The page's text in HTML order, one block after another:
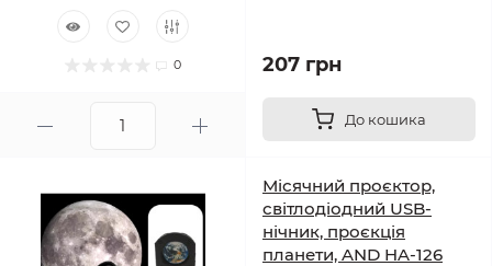
0 207 грн
До кошика
Місячний проєктор,
світлодіодний USB-
нічник, проєкція
планети, AND HA-126